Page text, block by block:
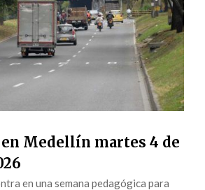
en Medellín martes 4 de
en una semana pedagógica para